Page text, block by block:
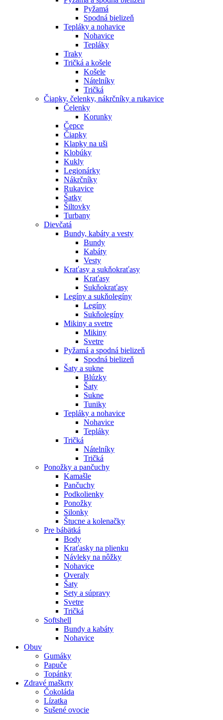
Pyžamá
Spodná bielizeň
Tepláky a nohavice
Nohavice
Tepláky
Traky
Tričká a košele
Košele
Nátelníky
Tričká
Čiapky, čelenky, nákrčníky a rukavice
Čelenky
Korunky
Čepce
Čiapky
Klapky na uši
Klobúky
Kukly
Legionárky
Nákrčníky
Rukavice
Šatky
Šiltovky
Turbany
Dievčatá
Bundy, kabáty a vesty
Bundy
Kabáty
Vesty
Kraťasy a sukňokraťasy
Kraťasy
Sukňokraťasy
Legíny a sukňolegíny
Legíny
Sukňolegíny
Mikiny a svetre
Mikiny
Svetre
Pyžamá a spodná bielizeň
Spodná bielizeň
Šaty a sukne
Blúzky
Šaty
Sukne
Tuniky
Tepláky a nohavice
Nohavice
Tepláky
Tričká
Nátelníky
Tričká
Ponožky a pančuchy
Kamašle
Pančuchy
Podkolienky
Ponožky
Silonky
Štucne a kolenačky
Pre bábätká
Body
Kraťasky na plienku
Návleky na nôžky
Nohavice
Overaly
Šaty
Sety a súpravy
Svetre
Tričká
Softshell
Bundy a kabáty
Nohavice
Obuv
Gumáky
Papuče
Topánky
Zdravé maškrty
Čokoláda
Lízatka
Sušené ovocie